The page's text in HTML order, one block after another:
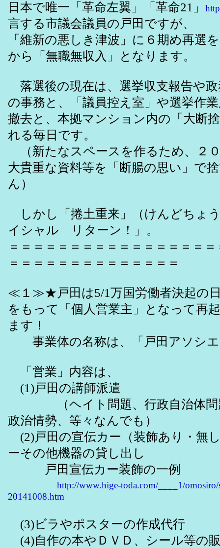
日本で唯一「革命左翼」「革命21」
言する市議会議員の戸田ですが、
「維新の悪しき津波」に６期め再選
から「無職無収入」となります。
落選後の現在は、選挙収支報告や
の事務と、「議員控え室」や選挙作
撤去と、本拠マンション内の「大断
れる毎日です。
（新たなスペースを作るため、２
大貴重な資料等を「断腸の思い」で
ん）
しかし「捲土重来」（けんどちょ
イシャル リターン！」。
＝＝＝＝＝＝＝＝＝＝＝＝＝＝＝＝
＝＝＝＝＝＝＝＝＝＝＝＝＝＝
≪１≫★戸田は5/1万国労働者決起の
をもって「個人営業主」となって再
ます！
事業体の名称は、「戸田アソシエ
「営業」内容は、
(1)戸田の講師派遣
（ヘイト問題、行政自治体問
政治情勢、等々なんでも）
(2)戸田の宣伝カー（装飾あり・無
ーその他機器の貸し出し
戸田宣伝カー装飾の一例
http://www.hige-toda.com/____1/omosiro/
20141008.htm
(3)ビラやポスターの作成代行
(4)自作の本やＤＶＤ、シール等の